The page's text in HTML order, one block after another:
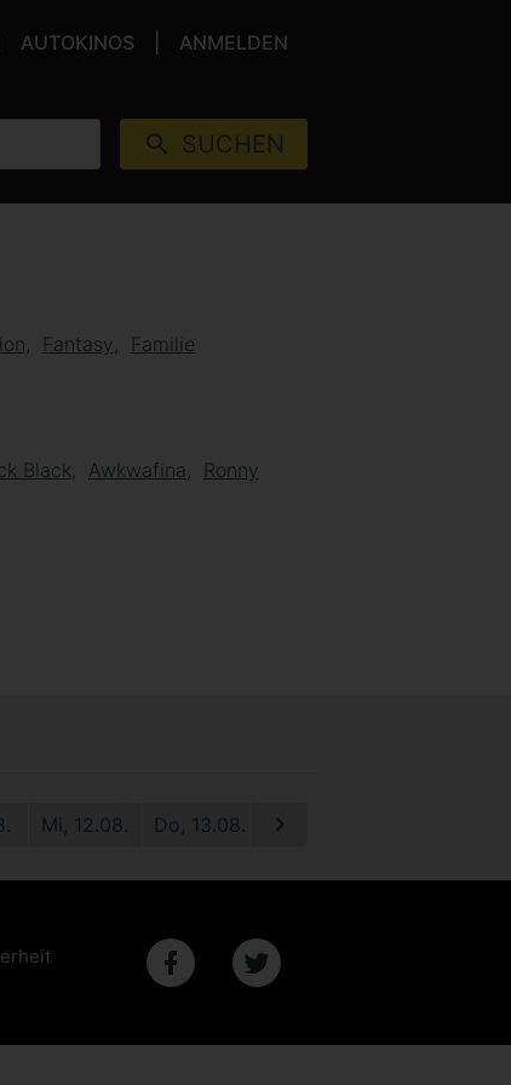
AUTOKINOS ANMELDEN
SUCHEN
Fantasy
Familie
Black Awkwafina
Ronny
Mi, 12.08. Do, 13.08. Fr, 14.08.